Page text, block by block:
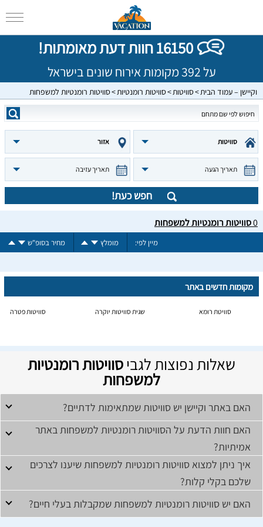
16150 חוות דעת מאומתות!
על 392 מקומות אירוח שונים בישראל
וקיישן – עמוד הבית סוויטות סוויטות רומנטיות סוויטות רומנטיות למשפחות
סוויטות אזור
תאריך הגעה תאריך עזיבה
חפש כעת!
0סוויטות רומנטיות למשפחות
מיין לפי: מומלץ מחיר בסופ"ש
מקומות חדשים באתר
סוויטת רומא שגית סוויטות יוקרה סוויטות פטרה
שאלות נפוצות לגביסוויטות רומנטיות
למשפחות
האם באתר וקיישן יש סוויטות שמתאימות לדתיים?
האם חוות הדעת על הסוויטות רומנטיות למשפחות באתר
אמיתיות?
איך ניתן למצוא סוויטות רומנטיות למשפחות שיענו לצרכים
שלכם בקלי קלות?
האם יש סוויטות רומנטיות למשפחות שמקבלות בעלי חיים?